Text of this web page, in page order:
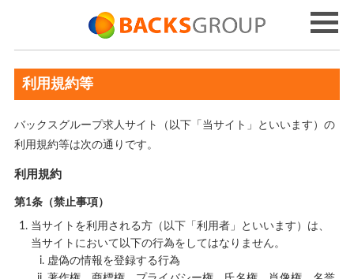
利用規約等
バックスグループ求人サイト（以下「当サイト」といいます）の
利用規約等は次の通りです。
利用規約
第1条（禁止事項）
当サイトを利用される方（以下「利用者」といいます）は、
当サイトにおいて以下の行為をしてはなりません。
虚偽の情報を登録する行為